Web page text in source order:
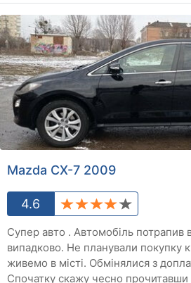
Mazda CX-7 2009
4.6
Супер авто . Автомобіль потрапив
випадково. Не планували покупку
живемо в місті. Обмінялися з
Спочатку скажу чесно прочитавши